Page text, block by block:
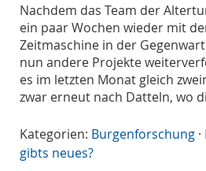
Nachdem das Team der
ein paar Wochen wieder mit
Zeitmaschine in der
nun andere Projekte
es im letzten Monat gleich
zwar erneut nach Datteln, wo
Kategorien: Burgenforschung ·
gibts neues?